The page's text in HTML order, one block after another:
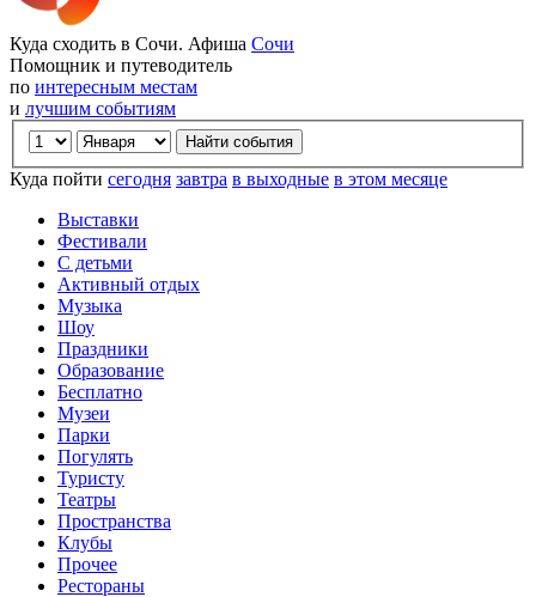
Куда сходить в Сочи. Афиша Сочи
Помощник и путеводитель
по интересным местам
и лучшим событиям
Куда пойти сегодня завтра в выходные в этом месяце
Выставки
Фестивали
С детьми
Активный отдых
Музыка
Шоу
Праздники
Образование
Бесплатно
Музеи
Парки
Погулять
Туристу
Театры
Пространства
Клубы
Прочее
Рестораны